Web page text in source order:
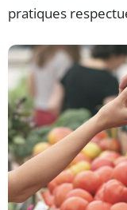
pratiques